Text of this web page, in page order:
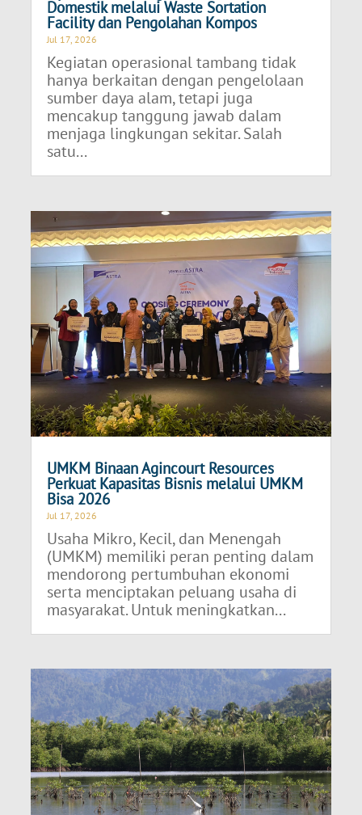
Domestik melalui Waste Sortation
Facility dan Pengolahan Kompos
Jul 17, 2026
Kegiatan operasional tambang tidak
hanya berkaitan dengan pengelolaan
sumber daya alam, tetapi juga
mencakup tanggung jawab dalam
menjaga lingkungan sekitar. Salah
satu...
UMKM Binaan Agincourt Resources
Perkuat Kapasitas Bisnis melalui UMKM
Bisa 2026
Jul 17, 2026
Usaha Mikro, Kecil, dan Menengah
(UMKM) memiliki peran penting dalam
mendorong pertumbuhan ekonomi
serta menciptakan peluang usaha di
masyarakat. Untuk meningkatkan...